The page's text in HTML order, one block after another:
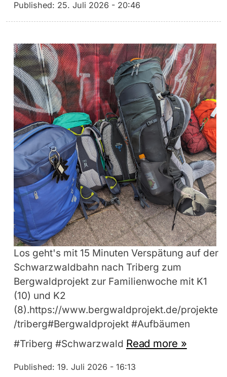
Published: 25. Juli 2026 - 20:46
Los geht's mit 15 Minuten Verspätung auf der
Schwarzwaldbahn nach Triberg zum
Bergwaldprojekt zur Familienwoche mit K1
(10) und K2
(8).https://www.bergwaldprojekt.de/projekte
/triberg#Bergwaldprojekt #Aufbäumen
#Triberg #Schwarzwald Read more »
Published: 19. Juli 2026 - 16:13